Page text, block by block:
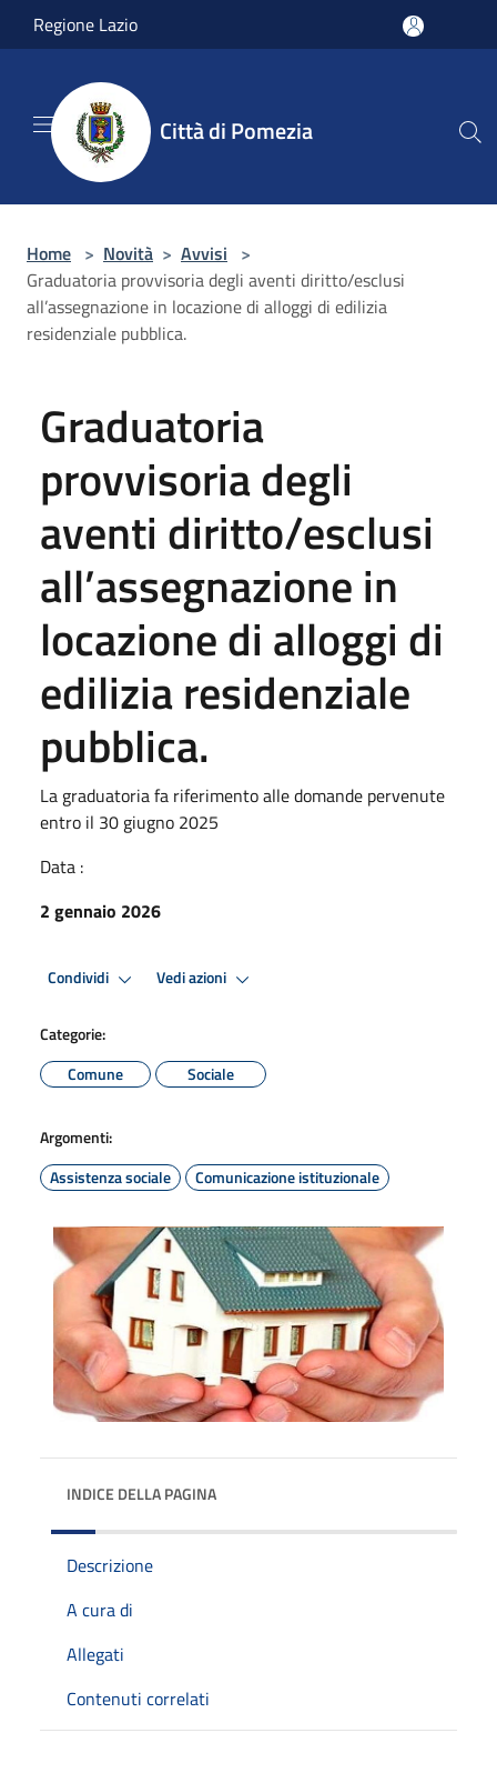
Salta al contenuto principale
Regione Lazio
Città di Pomezia
Home > Novità > Avvisi >
Graduatoria provvisoria degli aventi diritto/esclusi
all’assegnazione in locazione di alloggi di edilizia
residenziale pubblica.
Graduatoria
provvisoria degli
aventi diritto/esclusi
all’assegnazione in
locazione di alloggi di
edilizia residenziale
pubblica.
La graduatoria fa riferimento alle domande pervenute
entro il 30 giugno 2025
Data :
2 gennaio 2026
Condividi Vedi azioni
Categorie:
Comune
Sociale
Argomenti:
Assistenza sociale
Comunicazione istituzionale
INDICE DELLA PAGINA
Descrizione
A cura di
Allegati
Contenuti correlati